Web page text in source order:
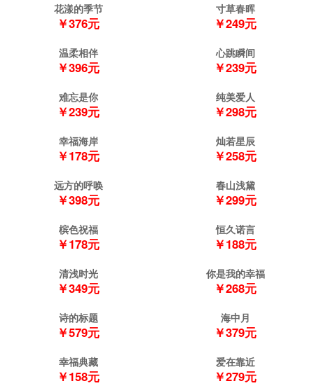
花漾的季节
￥376元
寸草春晖
￥249元
温柔相伴
￥396元
心跳瞬间
￥239元
难忘是你
￥239元
纯美爱人
￥298元
幸福海岸
￥178元
灿若星辰
￥258元
远方的呼唤
￥398元
春山浅黛
￥299元
槟色祝福
￥178元
恒久诺言
￥188元
清浅时光
￥349元
你是我的幸福
￥268元
诗的标题
￥579元
海中月
￥379元
幸福典藏
￥158元
爱在靠近
￥279元